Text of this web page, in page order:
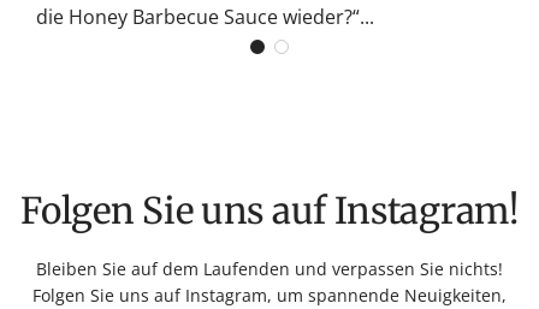
die Honey Barbecue Sauce wieder?“...
Folgen Sie uns auf Instagram!
Bleiben Sie auf dem Laufenden und verpassen Sie nichts!
Folgen Sie uns auf Instagram, um spannende Neuigkeiten,